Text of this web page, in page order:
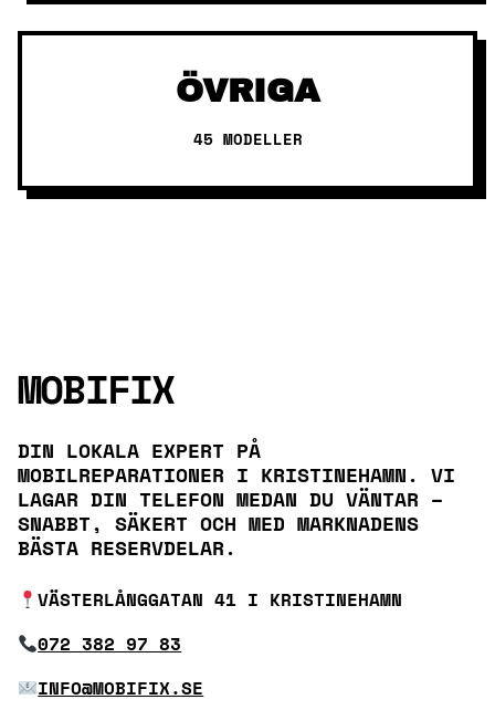
ÖVRIGA
45 MODELLER
MOBIFIX
DIN LOKALA EXPERT PÅ
MOBILREPARATIONER I KRISTINEHAMN. VI
LAGAR DIN TELEFON MEDAN DU VÄNTAR –
SNABBT, SÄKERT OCH MED MARKNADENS
BÄSTA RESERVDELAR.
VÄSTERLÅNGGATAN 41 I KRISTINEHAMN
072 382 97 83
INFO@MOBIFIX.SE